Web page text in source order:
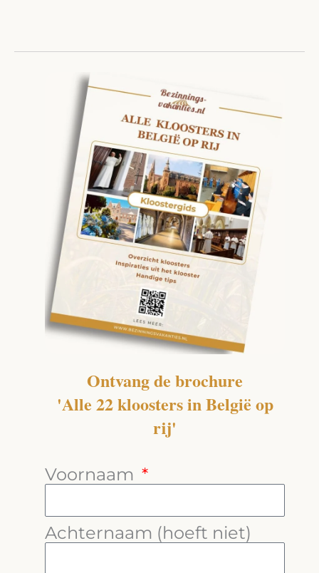
Ontvang de brochure
'Alle 22 kloosters in België op
rij'
Voornaam
Achternaam (hoeft niet)